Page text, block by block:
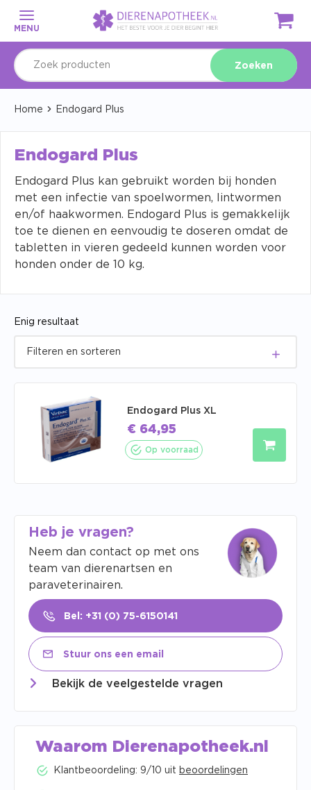
MENU
Zoeken
Home Endogard Plus
Endogard Plus
Endogard Plus kan gebruikt worden bij honden
met een infectie van spoelwormen, lintwormen
en/of haakwormen. Endogard Plus is gemakkelijk
toe te dienen en eenvoudig te doseren omdat de
tabletten in vieren gedeeld kunnen worden voor
honden onder de 10 kg.
Enig resultaat
Endogard Plus XL
€ 64,95
Op voorraad
Heb je vragen?
Neem dan contact op met ons
team van dierenartsen en
paraveterinairen.
Bel: +31 (0) 75-6150141
Stuur ons een email
Bekijk de veelgestelde vragen
Waarom Dierenapotheek.nl
Klantbeoordeling: 9/10 uit beoordelingen